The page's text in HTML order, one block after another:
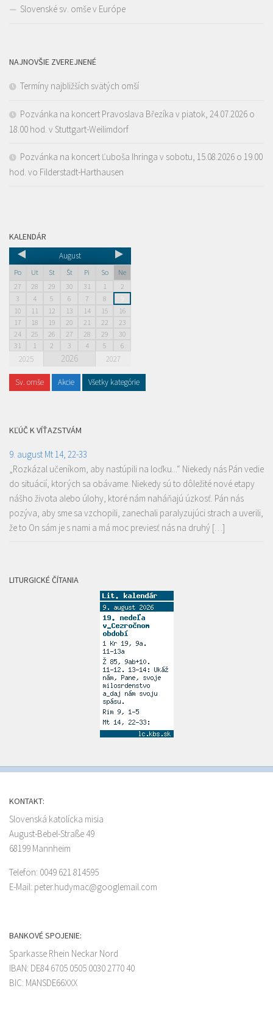
Slovenské sv. omše v Európe
NAJNOVŠIE ZVEREJNENÉ
Termíny najbližších svätých omší
Pozvánka na koncert Pravoslava Březíka v piatok, 24.07.2026 o
18.00 hod. v Stuttgart-Weilimdorf
Pozvánka na koncert Ľuboša Ihringa v sobotu, 15.08.2026 o 19.00
hod. vo Filderstadt-Harthausen
KALENDÁR
August
Po Ut St Št Pi So
Ne
27
28 29 30 31 1
2
3
4 5 6 7 8
10
11 12 13 14 15
16
17
18 19 20 21 22
23
24
25 26 27 28 29
30
31
1 2 3 4 5 6
2025 2026 2027
Sv. omše Akcie Všetky kategórie
KĽÚČ K VÍŤAZSTVÁM
9. august Mt 14, 22-33
„Rozkázal učeníkom, aby nastúpili na loďku...“ Niekedy nás Pán vedie
do situácií, ktorých sa obávame. Niekedy sú to dôležité nové etapy
nášho života alebo úlohy, ktoré nám naháňajú úzkosť. Pán nás
pozýva, aby sme sa vzchopili, zanechali paralyzujúci strach a uverili,
že to On sám je s nami a má moc previesť nás na druhý […]
LITURGICKÉ ČÍTANIA
KONTAKT:
Slovenská katolícka misia
August-Bebel-Straße 49
68199 Mannheim
Telefon: 0049 621 814595
E-Mail: peter.hudymac@googlemail.com
BANKOVÉ SPOJENIE:
Sparkasse Rhein Neckar Nord
IBAN: DE84 6705 0505 0030 2770 40
BIC: MANSDE66XXX